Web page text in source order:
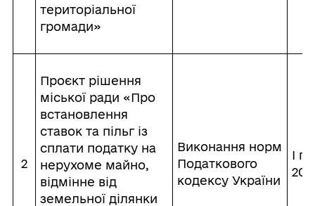
територіальної
громади»
2
Проєкт рішення
міської ради «Про
встановлення
ставок та пільг із
сплати податку на
нерухоме майно,
відмінне від
земельної ділянки
Виконання норм
Податкового
кодексу України
І